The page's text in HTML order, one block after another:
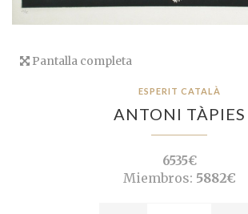
Pantalla completa
ESPERIT CATALÀ
ANTONI TÀPIES
6535€
Miembros: 5882€